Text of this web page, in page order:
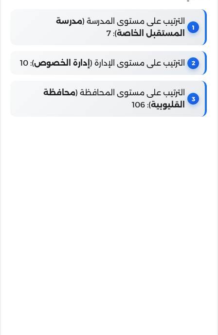
الترتيب على مستوى المدرسة (مدرسة
المستقبل الخاصة): 7
الترتيب على مستوى الإدارة ( إدارة الخصوص): 10
الترتيب على مستوى المحافظة (محافظة
القليوبية): 106